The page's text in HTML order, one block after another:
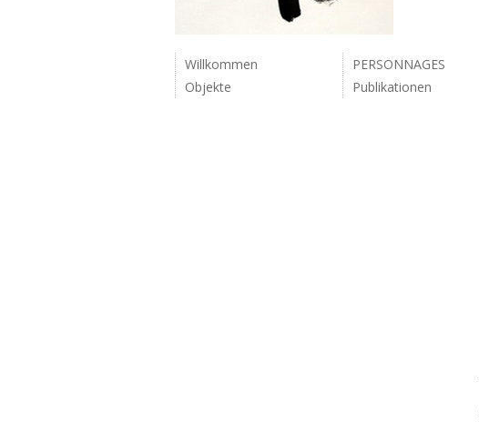
Willkommen PERSONNAGES
Objekte
Publikationen